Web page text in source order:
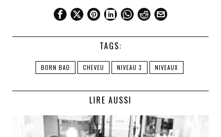
TAGS:
BORN BAD CHEVEU NIVEAU 3 NIVEAUX
LIRE AUSSI